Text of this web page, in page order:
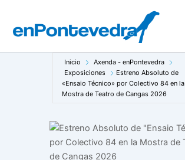
contenido
Inicio
Axenda - enPontevedra
Exposiciones
Estreno Absoluto de
«Ensaio Técnico» por Colectivo 84 en la
Mostra de Teatro de Cangas 2026